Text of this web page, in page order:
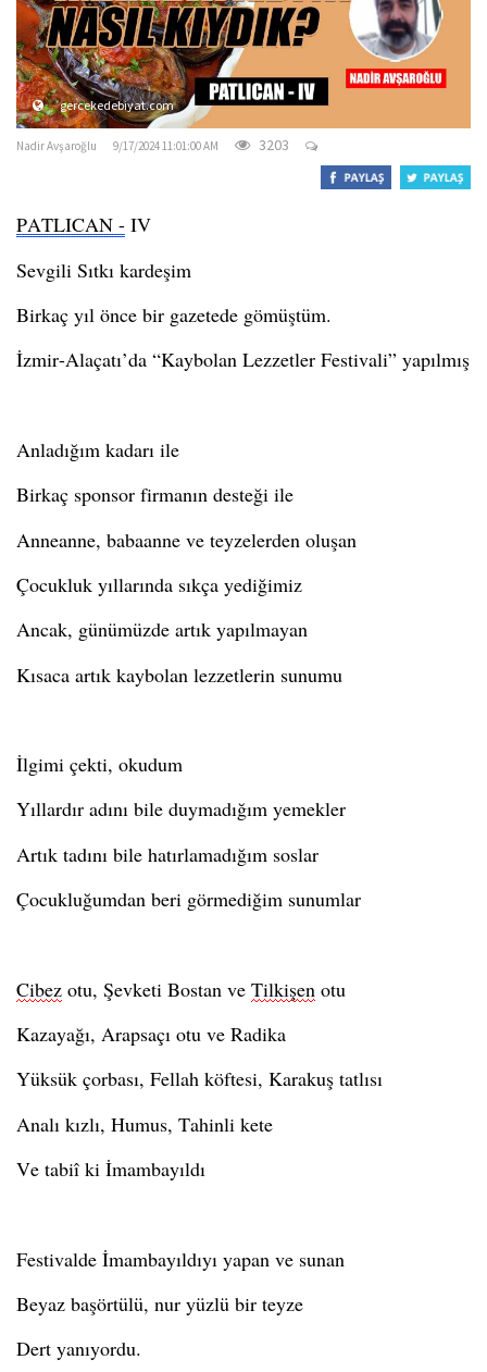
o
n
gercekedebiyat.com
Nadir Avşaroğlu 9/17/2024 11:01:00 AM 3203
PATLICAN - IV
Sevgili Sıtkı kardeşim
Birkaç yıl önce bir gazetede gömüştüm.
İzmir-Alaçatı’da “Kaybolan Lezzetler Festivali” yapılmış
Anladığım kadarı ile
Birkaç sponsor firmanın desteği ile
Anneanne, babaanne ve teyzelerden oluşan
Çocukluk yıllarında sıkça yediğimiz
Ancak, günümüzde artık yapılmayan
Kısaca artık kaybolan lezzetlerin sunumu
İlgimi çekti, okudum
Yıllardır adını bile duymadığım yemekler
Artık tadını bile hatırlamadığım soslar
Çocukluğumdan beri görmediğim sunumlar
Cibez otu, Şevketi Bostan ve Tilkişen otu
Kazayağı, Arapsaçı otu ve Radika
Yüksük çorbası, Fellah köftesi, Karakuş tatlısı
Analı kızlı, Humus, Tahinli kete
Ve tabiî ki İmambayıldı
Festivalde İmambayıldıyı yapan ve sunan
Beyaz başörtülü, nur yüzlü bir teyze
Dert yanıyordu.